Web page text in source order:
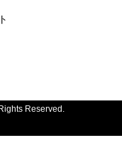
Reserved.